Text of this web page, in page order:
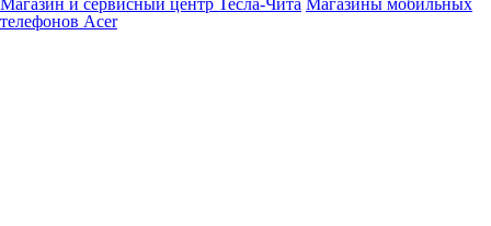
Магазин и сервисный центр Тесла-Чита Магазины мобильных
телефонов Acer